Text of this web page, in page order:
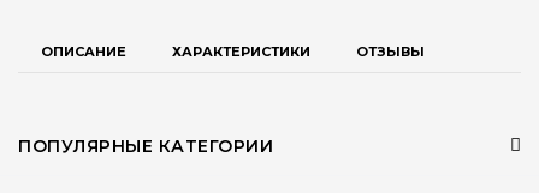
ОПИСАНИЕ ХАРАКТЕРИСТИКИ ОТЗЫВЫ
ПОПУЛЯРНЫЕ КАТЕГОРИИ